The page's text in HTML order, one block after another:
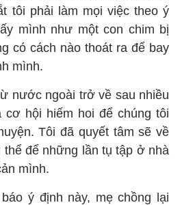
tôi phải làm mọi việc theo ý
mình như một con chim bị
có cách nào thoát ra để bay
mình.
nước ngoài trở về sau nhiều
cơ hội hiếm hoi để chúng tôi
Tôi đã quyết tâm sẽ về
thể để những lần tụ tập ở nhà
mình.
ý định này, mẹ chồng lại